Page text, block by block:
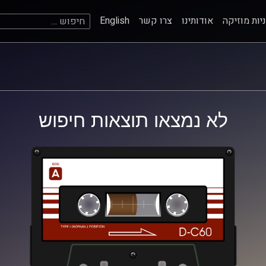
מוזיקה אודותינו צרו קשר English חיפוש:
לא נמצאו תוצאות חיפוש